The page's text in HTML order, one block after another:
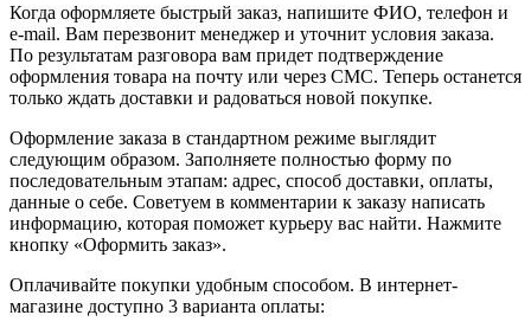
Когда оформляете быстрый заказ, напишите ФИО, телефон и
e-mail. Вам перезвонит менеджер и уточнит условия заказа.
По результатам разговора вам придет подтверждение
оформления товара на почту или через СМС. Теперь останется
только ждать доставки и радоваться новой покупке.
Оформление заказа в стандартном режиме выглядит
следующим образом. Заполняете полностью форму по
последовательным этапам: адрес, способ доставки, оплаты,
данные о себе. Советуем в комментарии к заказу написать
информацию, которая поможет курьеру вас найти. Нажмите
кнопку «Оформить заказ».
Оплачивайте покупки удобным способом. В интернет-
магазине доступно 3 варианта оплаты: